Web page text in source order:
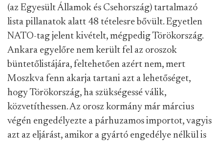
(az Egyesült Államok és Csehország) tartalmazó
lista pillanatok alatt 48 tételesre bővült. Egyetlen
NATO-tag jelent kivételt, mégpedig Törökország.
Ankara egyelőre nem került fel az oroszok
büntetőlistájára, feltehetően azért nem, mert
Moszkva fenn akarja tartani azt a lehetőséget,
hogy Törökország, ha szükségessé válik,
közvetíthessen. Az orosz kormány már március
végén engedélyezte a párhuzamos importot, vagyis
azt az eljárást, amikor a gyártó engedélye nélkül is